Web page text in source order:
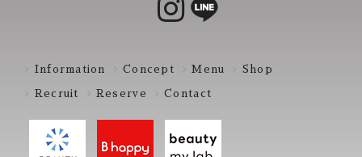
Information Concept Menu Shop
Recruit Reserve Contact